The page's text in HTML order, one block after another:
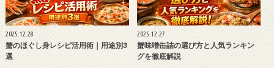
2025.12.28
蟹のほぐし身レシピ活用術｜用途別3
選
2025.12.27
蟹味噌缶詰の選び方と人気ランキン
グを徹底解説